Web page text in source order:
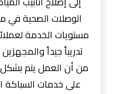
الوصلات الصحية في
مستويات الخدمة
تدريباً جيداً
من أن العمل يتم
على خدمات السباكة